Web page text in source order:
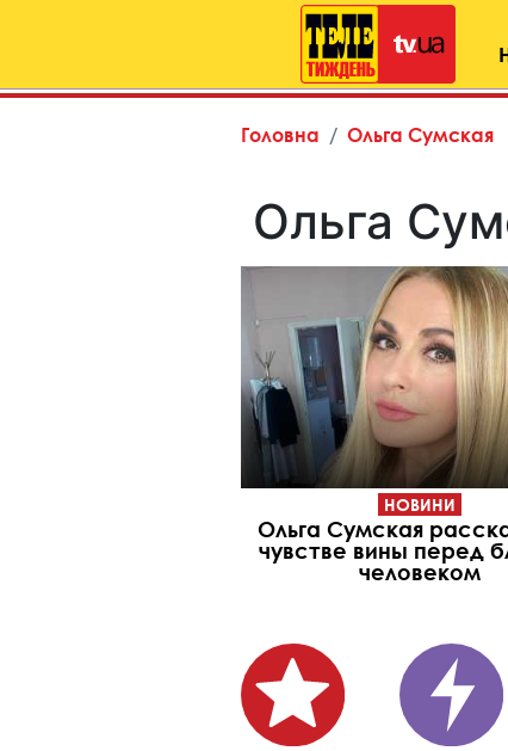
Головна Ольга Сумская
Ольга
НОВИНИ
Ольга Сумская
чувстве вины перед
человеком